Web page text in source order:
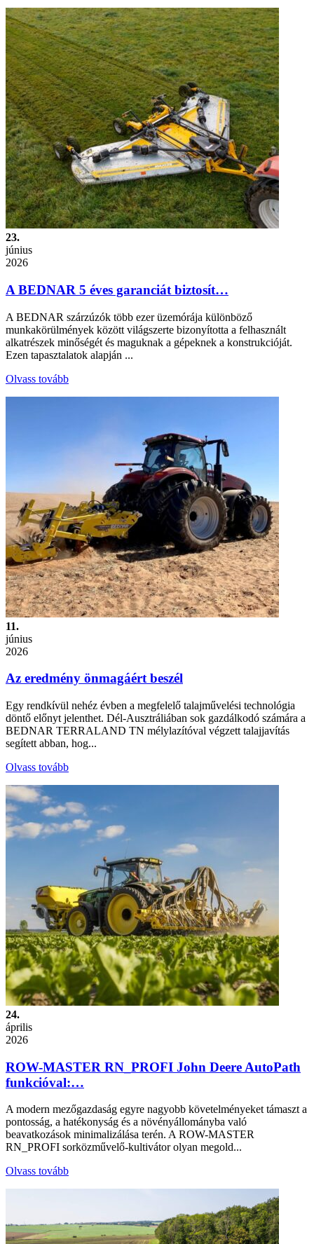
23.
június
2026
A BEDNAR 5 éves garanciát biztosít…
A BEDNAR szárzúzók több ezer üzemórája különböző
munkakörülmények között világszerte bizonyította a felhasznált
alkatrészek minőségét és maguknak a gépeknek a konstrukcióját.
Ezen tapasztalatok alapján ...
Olvass tovább
11.
június
2026
Az eredmény önmagáért beszél
Egy rendkívül nehéz évben a megfelelő talajművelési technológia
döntő előnyt jelenthet. Dél-Ausztráliában sok gazdálkodó számára a
BEDNAR TERRALAND TN mélylazítóval végzett talajjavítás
segített abban, hog...
Olvass tovább
24.
április
2026
ROW-MASTER RN_PROFI John Deere AutoPath
funkcióval:…
A modern mezőgazdaság egyre nagyobb követelményeket támaszt a
pontosság, a hatékonyság és a növényállományba való
beavatkozások minimalizálása terén. A ROW-MASTER
RN_PROFI sorközművelő-kultivátor olyan megold...
Olvass tovább